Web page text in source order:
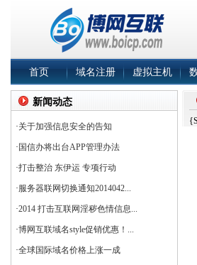
首页 域名注册 虚拟主机
新闻动态
·关于加强信息安全的告知
· 国信办将出台APP管理办法
·打击整治 东伊运 专项行动
·服务器联网切换通知2014042...
·2014 打击互联网淫秽色情信息...
·博网互联域名style促销优惠！...
·全球国际域名价格上涨一成